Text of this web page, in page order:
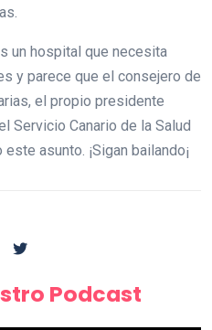
un hospital que necesita
y parece que el consejero de
el propio presidente
Servicio Canario de la Salud
asunto. ¡Sigan bailando¡
Podcast